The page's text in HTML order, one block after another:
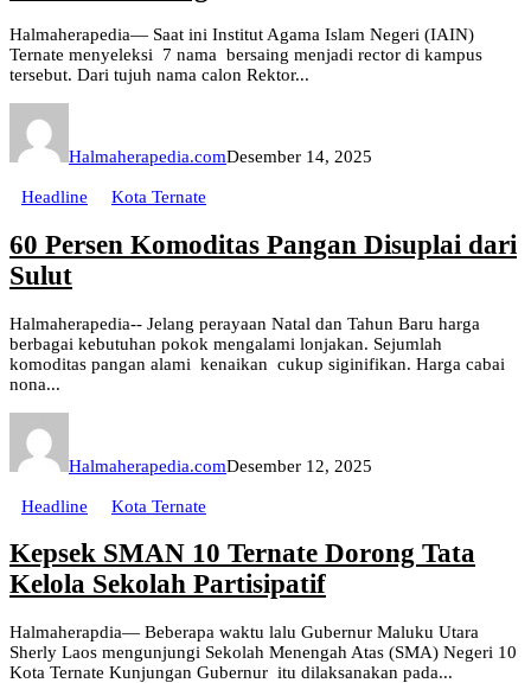
Halmaherapedia— Saat ini Institut Agama Islam Negeri (IAIN)
Ternate menyeleksi 7 nama bersaing menjadi rector di kampus
tersebut. Dari tujuh nama calon Rektor...
Halmaherapedia.comDesember 14, 2025
Headline Kota Ternate
60 Persen Komoditas Pangan Disuplai dari
Sulut
Halmaherapedia-- Jelang perayaan Natal dan Tahun Baru harga
berbagai kebutuhan pokok mengalami lonjakan. Sejumlah
komoditas pangan alami kenaikan cukup siginifikan. Harga cabai
nona...
Halmaherapedia.comDesember 12, 2025
Headline Kota Ternate
Kepsek SMAN 10 Ternate Dorong Tata
Kelola Sekolah Partisipatif
Halmaherapdia— Beberapa waktu lalu Gubernur Maluku Utara
Sherly Laos mengunjungi Sekolah Menengah Atas (SMA) Negeri 10
Kota Ternate Kunjungan Gubernur itu dilaksanakan pada...